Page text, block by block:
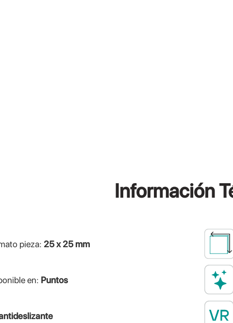
Información
pieza: 25 x 25 mm
en: Puntos